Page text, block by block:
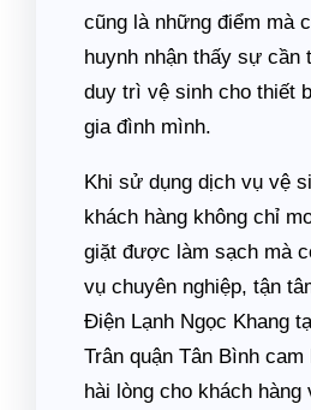
cũng là những điểm mà
huynh nhận thấy sự cần
duy trì vệ sinh cho thiết
gia đình mình.
Khi sử dụng dịch vụ vệ
khách hàng không chỉ
giặt được làm sạch mà
vụ chuyên nghiệp, tận
Điện Lạnh Ngọc Khang
Trân quận Tân Bình
hài lòng cho khách